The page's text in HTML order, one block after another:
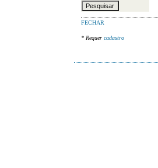
FECHAR
* Requer cadastro